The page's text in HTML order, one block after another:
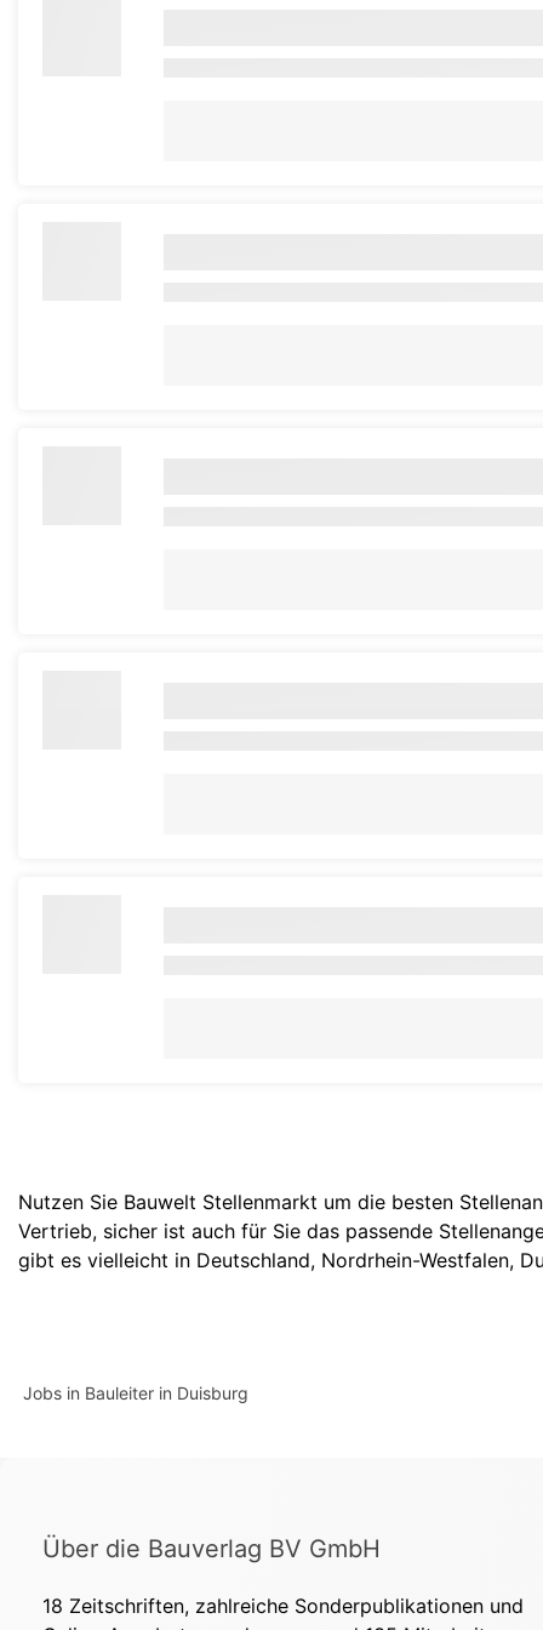
Nutzen Sie Bauwelt Stellenmarkt um die besten
Vertrieb, sicher ist auch für Sie das passende
gibt es vielleicht in Deutschland, Nordrhein-Westfalen,
Jobs in Bauleiter in Duisburg
Über die Bauverlag BV GmbH
18 Zeitschriften, zahlreiche Sonderpublikationen und